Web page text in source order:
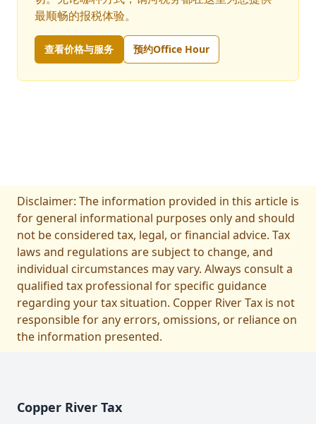
最顺畅的报税体验。
查看价格与服务 预约Office Hour
Disclaimer: The information provided in this article is
for general informational purposes only and should
not be considered tax, legal, or financial advice. Tax
laws and regulations are subject to change, and
individual circumstances may vary. Always consult a
qualified tax professional for specific guidance
regarding your tax situation. Copper River Tax is not
responsible for any errors, omissions, or reliance on
the information presented.
Copper River Tax